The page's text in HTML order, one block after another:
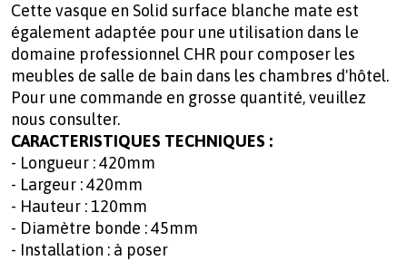
Cette vasque en Solid surface blanche mate est
également adaptée pour une utilisation dans le
domaine professionnel CHR pour composer les
meubles de salle de bain dans les chambres d'hôtel.
Pour une commande en grosse quantité, veuillez
nous consulter.
CARACTERISTIQUES TECHNIQUES :
- Longueur : 420mm
- Largeur : 420mm
- Hauteur : 120mm
- Diamètre bonde : 45mm
- Installation : à poser